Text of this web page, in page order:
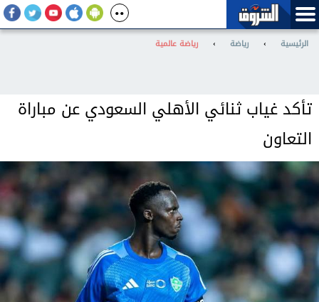
الرئيسية › رياضة › رياضة عالمية
تأكد غياب ثنائي الأهلي السعودي عن مباراة
التعاون